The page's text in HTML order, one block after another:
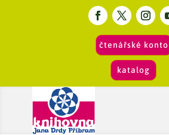
čtenářské konto
katalog